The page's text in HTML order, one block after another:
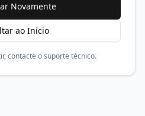
Novamente
ao Início
contacte o suporte técnico.